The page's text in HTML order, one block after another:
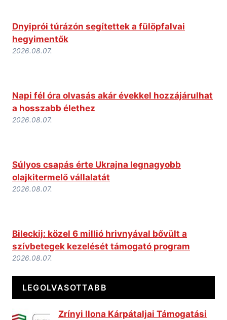
Dnyiprói túrázón segítettek a fülöpfalvai
hegyimentők
2026.08.07.
Napi fél óra olvasás akár évekkel hozzájárulhat
a hosszabb élethez
2026.08.07.
Súlyos csapás érte Ukrajna legnagyobb
olajkitermelő vállalatát
2026.08.07.
Bileckij: közel 6 millió hrivnyával bővült a
szívbetegek kezelését támogató program
2026.08.07.
LEGOLVASOTTABB
Zrínyi Ilona Kárpátaljai Támogatási